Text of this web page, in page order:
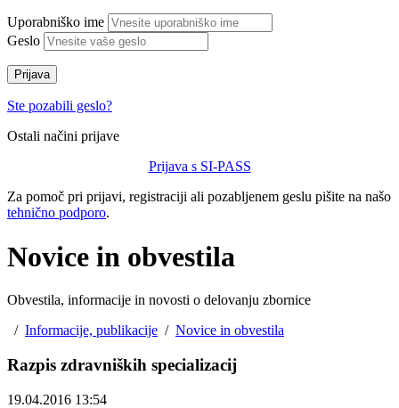
Uporabniško ime
Geslo
Prijava
Ste pozabili geslo?
Ostali načini prijave
Prijava s SI-PASS
Za pomoč pri prijavi, registraciji ali pozabljenem geslu pišite na našo
tehnično podporo.
Novice in obvestila
Obvestila, informacije in novosti o delovanju zbornice
/ Informacije, publikacije / Novice in obvestila
Razpis zdravniških specializacij
19.04.2016 13:54